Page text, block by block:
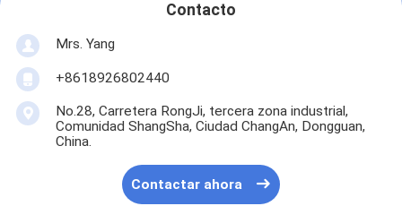
Contacto
Mrs. Yang
+8618926802440
No.28, Carretera RongJi, tercera zona industrial,
Comunidad ShangSha, Ciudad ChangAn, Dongguan,
China.
Contactar ahora